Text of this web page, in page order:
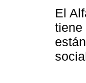
El
tiene